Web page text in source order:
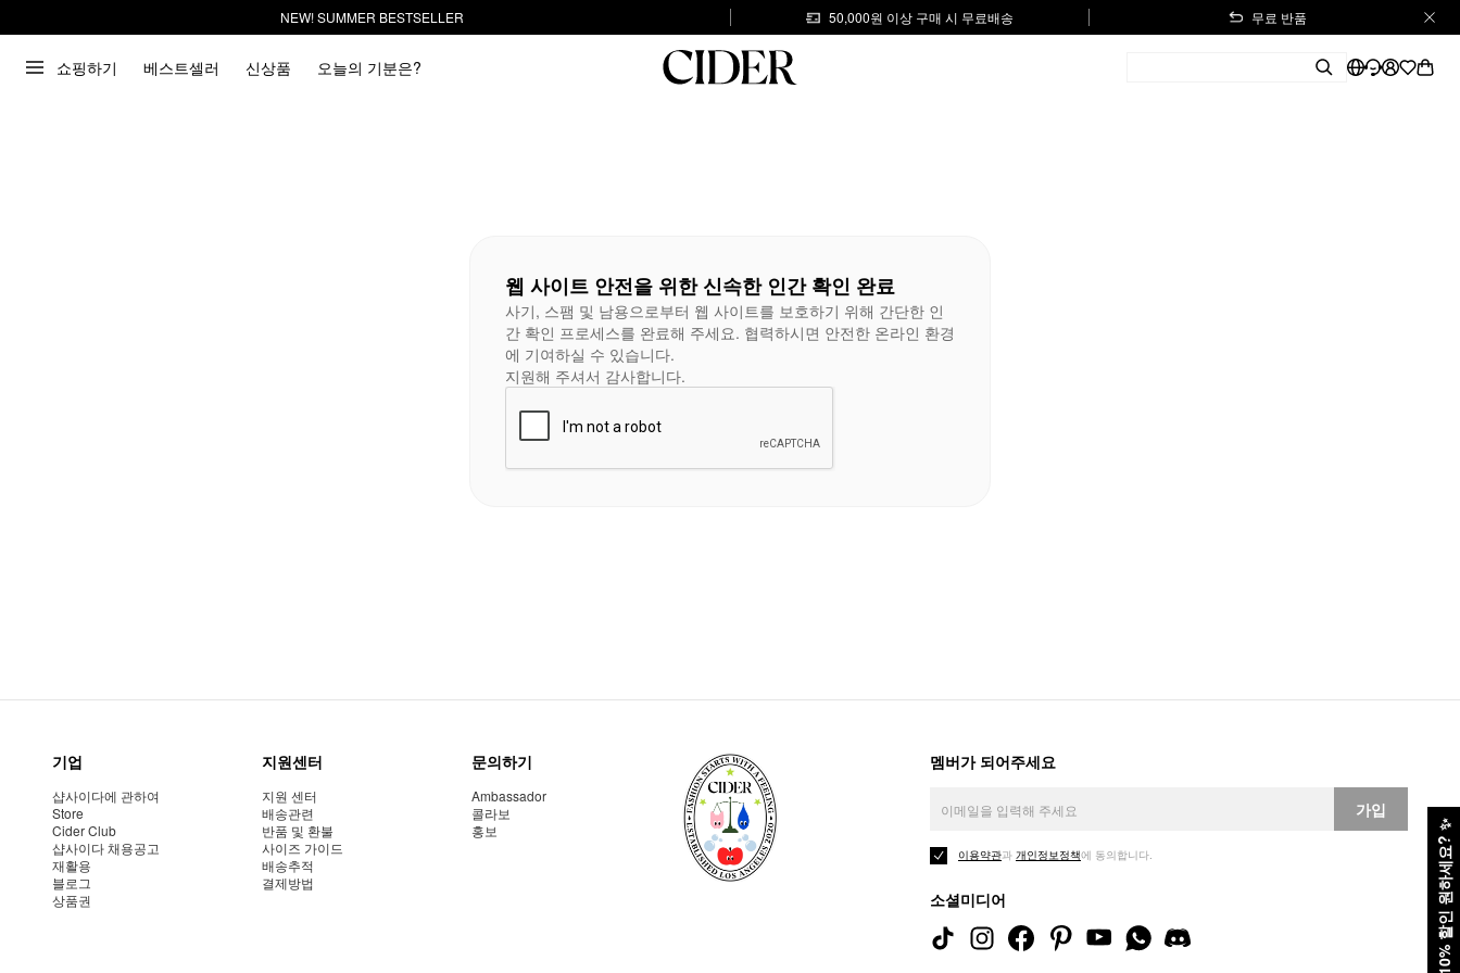
NEW! SUMMER BESTSELLER 50,000원 이상 구매 시 무료배송 무료 반품
쇼핑하기 베스트셀러 신상품 오늘의 기분은?
10% 할인 원하세요?
✨
웹 사이트 안전을 위한 신속한 인간 확인 완료
사기, 스팸 및 남용으로부터 웹 사이트를 보호하기 위해 간단한 인
간 확인 프로세스를 완료해 주세요. 협력하시면 안전한 온라인 환경
에 기여하실 수 있습니다.
지원해 주셔서 감사합니다.
기업
샵사이다에 관하여
Store
Cider Club
샵사이다 채용공고
재활용
블로그
상품권
지원센터
지원 센터
배송관련
반품 및 환불
사이즈 가이드
배송추적
결제방법
문의하기
Ambassador
콜라보
홍보
멤버가 되어주세요
가입
이용약관과 개인정보정책에 동의합니다.
소셜미디어